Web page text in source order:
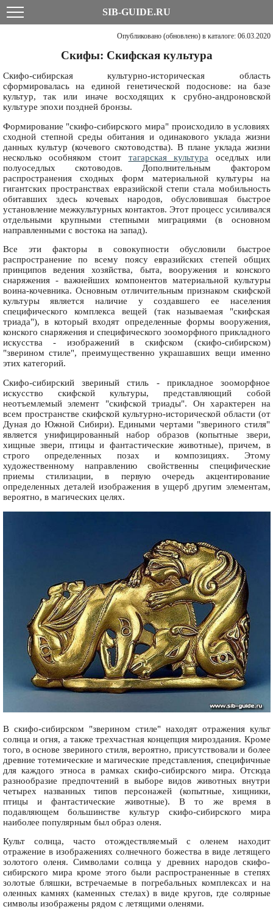
SIB-GUIDE.RU
Опубликовано (обновлено) в каталоге: 06.03.2020
Скифы: Скифская культура
Скифо-сибирская культурно-историческая область
сформировалась на единой генетической подоснове: на базе
культур, так или иначе восходящих к срубно-андроновской
культуре эпохи поздней бронзы.
Формирование "скифо-сибирского мира" происходило в условиях
сходной степной среды обитания и одинакового уклада жизни
данных культур (кочевого скотоводства). В плане уклада жизни
несколько особняком стоит тагарская культура оседлых или
полуоседлых скотоводов. Дополнительным фактором
распространения сходных форм материальной культуры на
гигантских пространствах евразийской степи стала мобильность
обитавших здесь кочевых народов, обусловившая быстрое
установление межкультурных контактов. Этот процесс усиливался
отдельными крупными степными миграциями (в основном
направленными с востока на запад).
Все эти факторы в совокупности обусловили быстрое
распространение по всему поясу евразийских степей общих
принципов ведения хозяйства, быта, вооружения и конского
снаряжения - важнейших компонентов материальной культуры
воина-кочевника. Основным отличительным признаком скифской
культуры является наличие у создавшего ее населения
специфического комплекса вещей (так называемая "скифская
триада"), в который входят определенные формы вооружения,
конского снаряжения и специфического зооморфного прикладного
искусства - изображений в скифском (скифо-сибирском)
"зверином стиле", преимущественно украшавших вещи именно
этих категорий.
Скифо-сибирский звериный стиль - прикладное зооморфное
искусство скифской культуры, представляющий собой
неотъемлемый элемент "скифской триады". Он характерен на
всем пространстве скифской культурно-исторической области (от
Дуная до Южной Сибири). Едиными чертами "звериного стиля"
является унифицированный набор образов (копытные звери,
хищные звери, птицы и фантастические животные), причем, в
строго определенных позах и композициях. Этому
художественному направлению свойственны специфические
приемы стилизации, в первую очередь акцентирование
определенных деталей изображения в ущерб другим элементам,
вероятно, в магических целях.
В скифо-сибирском "зверином стиле" находят отражения культ
солнца и огня, а также трехчастная концепция мироздания. Кроме
того, в основе звериного стиля, вероятно, присутствовали и более
древние тотемические и магические представления, специфичные
для каждого этноса в рамках скифо-сибирского мира. Отсюда
разнообразие предпочтений в выборе видов животных внутри
четырех названных типов персонажей (копытные, хищники,
птицы и фантастические животные). В то же время в
подавляющем большинстве культур скифо-сибирского мира
наиболее популярным был образ оленя.
Культ солнца, часто отождествляемый с оленем находит
отражение в изображениях солнечного божества в виде летящего
золотого оленя. Символами солнца у древних народов скифо-
сибирского мира кроме этого были распространенные в степях
золотые бляшки, встречаемые в погребальных комплексах и на
оленных камнях (каменных стелах) в виде кругов, где солярные
символы изображены рядом с летящими оленями.